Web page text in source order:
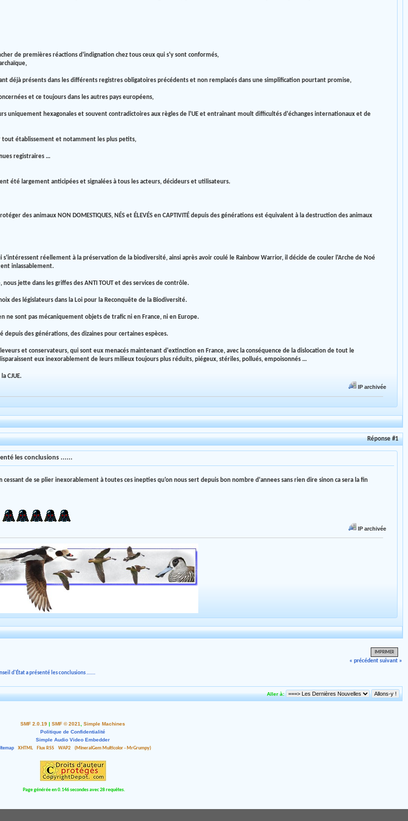
de premières réactions d'indignation chez tous ceux qui s'y sont conformés,
déjà présents dans les différents registres obligatoires précédents et non remplacés dans une simplification pourtant promise,
et ce toujours dans les autres pays européens,
uniquement hexagonales et souvent contradictoires aux règles de l'UE et entraînant moult difficultés d'échanges internationaux et de
établissement et notamment les plus petits,
registraires ...
été largement anticipées et signalées à tous les acteurs, décideurs et utilisateurs.
des animaux NON DOMESTIQUES, NÉS et ÉLEVÉS en CAPTIVITÉ depuis des générations est équivalent à la destruction des animaux
s'intéressent réellement à la préservation de la biodiversité, ainsi après avoir coulé le Rainbow Warrior, il décide de couler l'Arche de Noé
inlassablement.
jette dans les griffes des ANTI TOUT et des services de contrôle.
des législateurs dans la Loi pour la Reconquête de la Biodiversité.
ne sont pas mécaniquement objets de trafic ni en France, ni en Europe.
des générations, des dizaines pour certaines espèces.
et conservateurs, qui sont eux menacés maintenant d'extinction en France, avec la conséquence de la dislocation de tout le
eux inexorablement de leurs milieux toujours plus réduits, piégeux, stériles, pollués, empoisonnés ...
CJUE.
IP archivée
Réponse #1
les conclusions ......
de se plier inexorablement à toutes ces inepties qu'on nous sert depuis bon nombre d'annees sans rien dire sinon ca sera la fin
IP archivée
IMPRIMER
« précédent suivant »
d'État a présenté les conclusions ......
Aller à:
SMF 2.0.19 | SMF © 2021
Simple Machines
Politique de Confidentialité
Simple Audio Video Embedder
XHTML Flux RSS WAP2 (MineralGem Multicolor - MrGrumpy)
Page générée en 0.146 secondes avec 28 requêtes.